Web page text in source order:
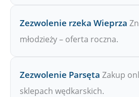
Zezwolenie rzeka Wieprza
młodzieży – oferta roczna.
Zezwolenie Parsęta Zakup
sklepach wędkarskich.